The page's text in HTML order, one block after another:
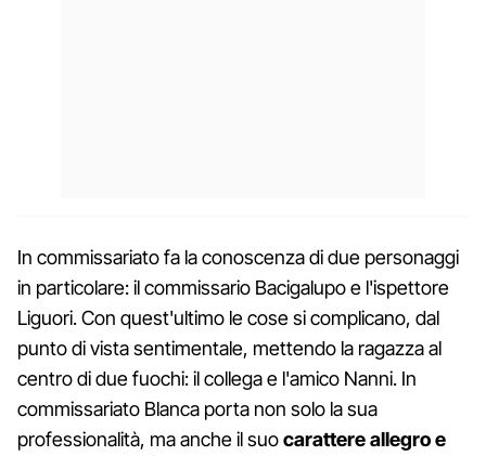
In commissariato fa la conoscenza di due personaggi
in particolare: il commissario Bacigalupo e l'ispettore
Liguori. Con quest'ultimo le cose si complicano, dal
punto di vista sentimentale, mettendo la ragazza al
centro di due fuochi: il collega e l'amico Nanni. In
commissariato Blanca porta non solo la sua
professionalità, ma anche il suocarattere allegro e